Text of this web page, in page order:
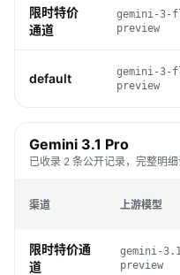
限时特价
通道
gemini-3-
preview
default
gemini-3-
preview
Gemini 3.1 Pro
已收录 2 条公开记录，完整明细
渠道 上游模型
限时特价通
道
gemini-
preview